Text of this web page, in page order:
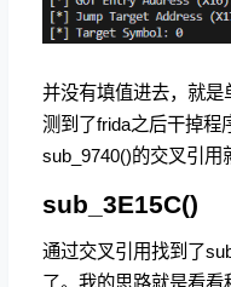
并没有填值进去，就
测到了frida之后干掉程
sub_9740()的交叉引用
sub_3E15C()
通过交叉引用找到了
了。我的思路就是看